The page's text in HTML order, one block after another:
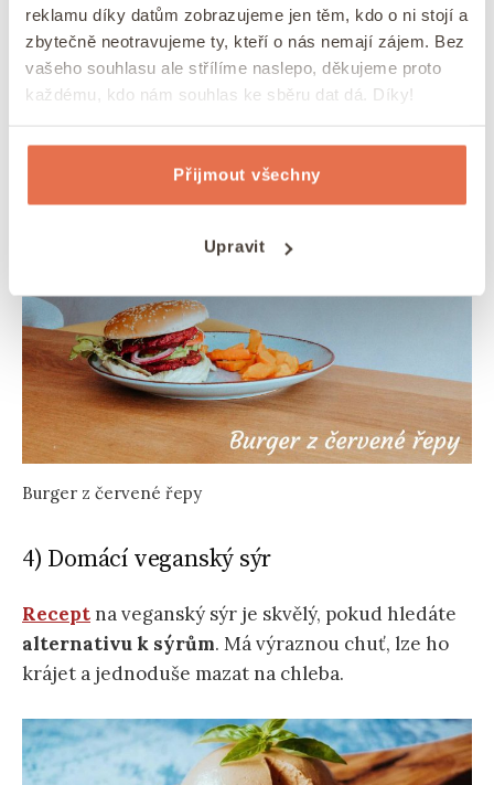
reklamu díky datům zobrazujeme jen těm, kdo o ni stojí a
zbytečně neotravujeme ty, kteří o nás nemají zájem. Bez
vašeho souhlasu ale střílíme naslepo, děkujeme proto
každému, kdo nám souhlas ke sběru dat dá. Díky!
Přijmout všechny
Upravit
3) Veganský burger z červené řepy
Veganské burgerymůžete sice koupit hotové
jinde, nežkdyž si je doma vyrobíte z fazolí,
červené řepy a ovesných vloček
Burger z červené řepy
4) Domácí veganský sýr
Recept na veganský sýr je skvělý, pokud hledáte
alternativu k sýrům. Má výraznou chuť, lze ho
krájet a jednoduše mazat na chleba.